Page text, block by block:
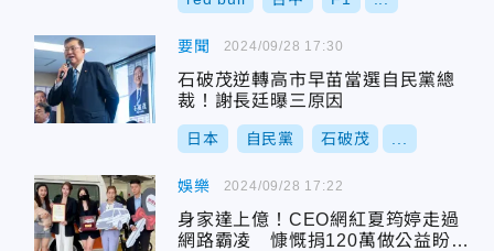
要聞
石破茂逆轉高市早苗當選自民黨總
裁！謝長廷曝三原因
日本 自民黨 石破茂
2024/09/28 17:30
娛樂
身家達上億！CEO網紅夏筠婷走過
網路霸凌 慷慨捐120萬做公益盼
2024/09/28 17:22